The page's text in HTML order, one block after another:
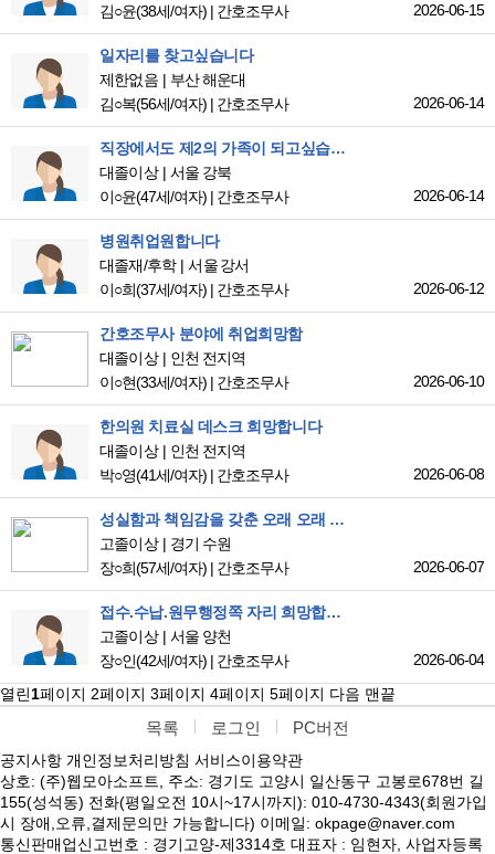
김○윤(38세/여자) | 간호조무사 2026-06-15
일자리를 찾고싶습니다
제한없음
부산 해운대
김○복(56세/여자) | 간호조무사 2026-06-14
직장에서도 제2의 가족이 되고싶습니다.
대졸이상
서울 강북
이○윤(47세/여자) | 간호조무사 2026-06-14
병원취업원합니다
대졸재/후학
서울 강서
이○희(37세/여자) | 간호조무사 2026-06-12
간호조무사 분야에 취업희망함
대졸이상
인천 전지역
이○현(33세/여자) | 간호조무사 2026-06-10
한의원 치료실 데스크 희망합니다
대졸이상
인천 전지역
박○영(41세/여자) | 간호조무사 2026-06-08
성실함과 책임감을 갖춘 오래 오래 근무하는 간호조무사가 일자리를 찾고 있습니다.
고졸이상
경기 수원
장○희(57세/여자) | 간호조무사 2026-06-07
접수.수납.원무행정쪽 자리 희망합니다
고졸이상
서울 양천
장○인(42세/여자) | 간호조무사
2026-06-04
열린1페이지 2페이지 3페이지 4페이지 5페이지 다음 맨끝
목록 로그인 PC버전
공지사항 개인정보처리방침 서비스이용약관
상호: (주)웹모아소프트, 주소: 경기도 고양시 일산동구 고봉로678번 길
155(성석동) 전화(평일오전 10시~17시까지): 010-4730-4343(회원가입
시 장애,오류,결제문의만 가능합니다) 이메일: okpage@naver.com
통신판매업신고번호 : 경기고양-제3314호 대표자 : 임현자, 사업자등록